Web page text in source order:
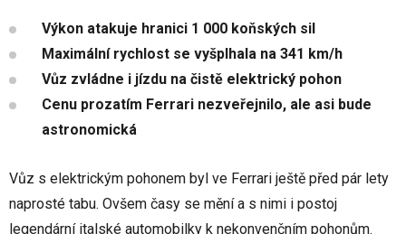
Výkon atakuje hranici 1 000 koňských sil
Maximální rychlost se vyšplhala na 341 km/h
Vůz zvládne i jízdu na čistě elektrický pohon
Cenu prozatím Ferrari nezveřejnilo, ale asi bude
astronomická
Vůz s elektrickým pohonem byl ve Ferrari ještě před pár lety
naprosté tabu. Ovšem časy se mění a s nimi i postoj
legendární italské automobilky k nekonvenčním pohonům.